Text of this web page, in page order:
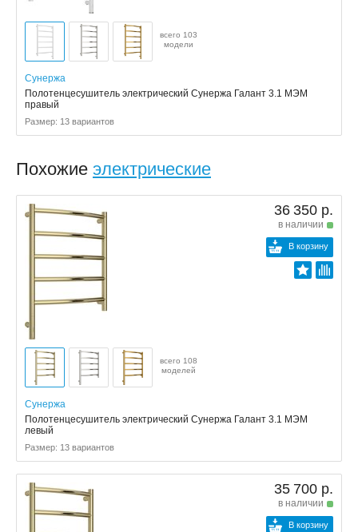
всего 103
модели
Сунержа
Полотенцесушитель электрический Сунержа Галант 3.1 МЭМ
правый
Размер: 13 вариантов
Похожие электрические
36 350 р.
в наличии
В корзину
всего 108
моделей
Сунержа
Полотенцесушитель электрический Сунержа Галант 3.1 МЭМ
левый
Размер: 13 вариантов
35 700 р.
в наличии
В корзину